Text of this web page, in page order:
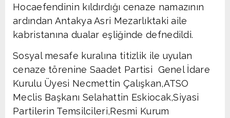
Hocaefendinin kıldırdığı cenaze namazının
ardından Antakya Asri Mezarlıktaki aile
kabristanına dualar eşliğinde defnedildi.
Sosyal mesafe kuralına titizlik ile uyulan
cenaze törenine Saadet Partisi Genel İdare
Kurulu Üyesi Necmettin Çalışkan,ATSO
Meclis Başkanı Selahattin Eskiocak,Siyasi
Partilerin Temsilcileri,Resmi Kurum